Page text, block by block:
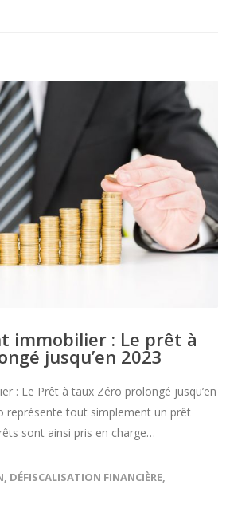
immobilier : Le prêt à
jusqu’en 2023
: Le Prêt à taux Zéro prolongé jusqu’en
représente tout simplement un prêt
sont ainsi pris en charge…
, DÉFISCALISATION FINANCIÈRE,